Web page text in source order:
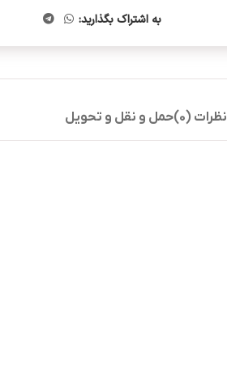
به اشتراک بگذارید:
نظرات (0) حمل و نقل و تحویل